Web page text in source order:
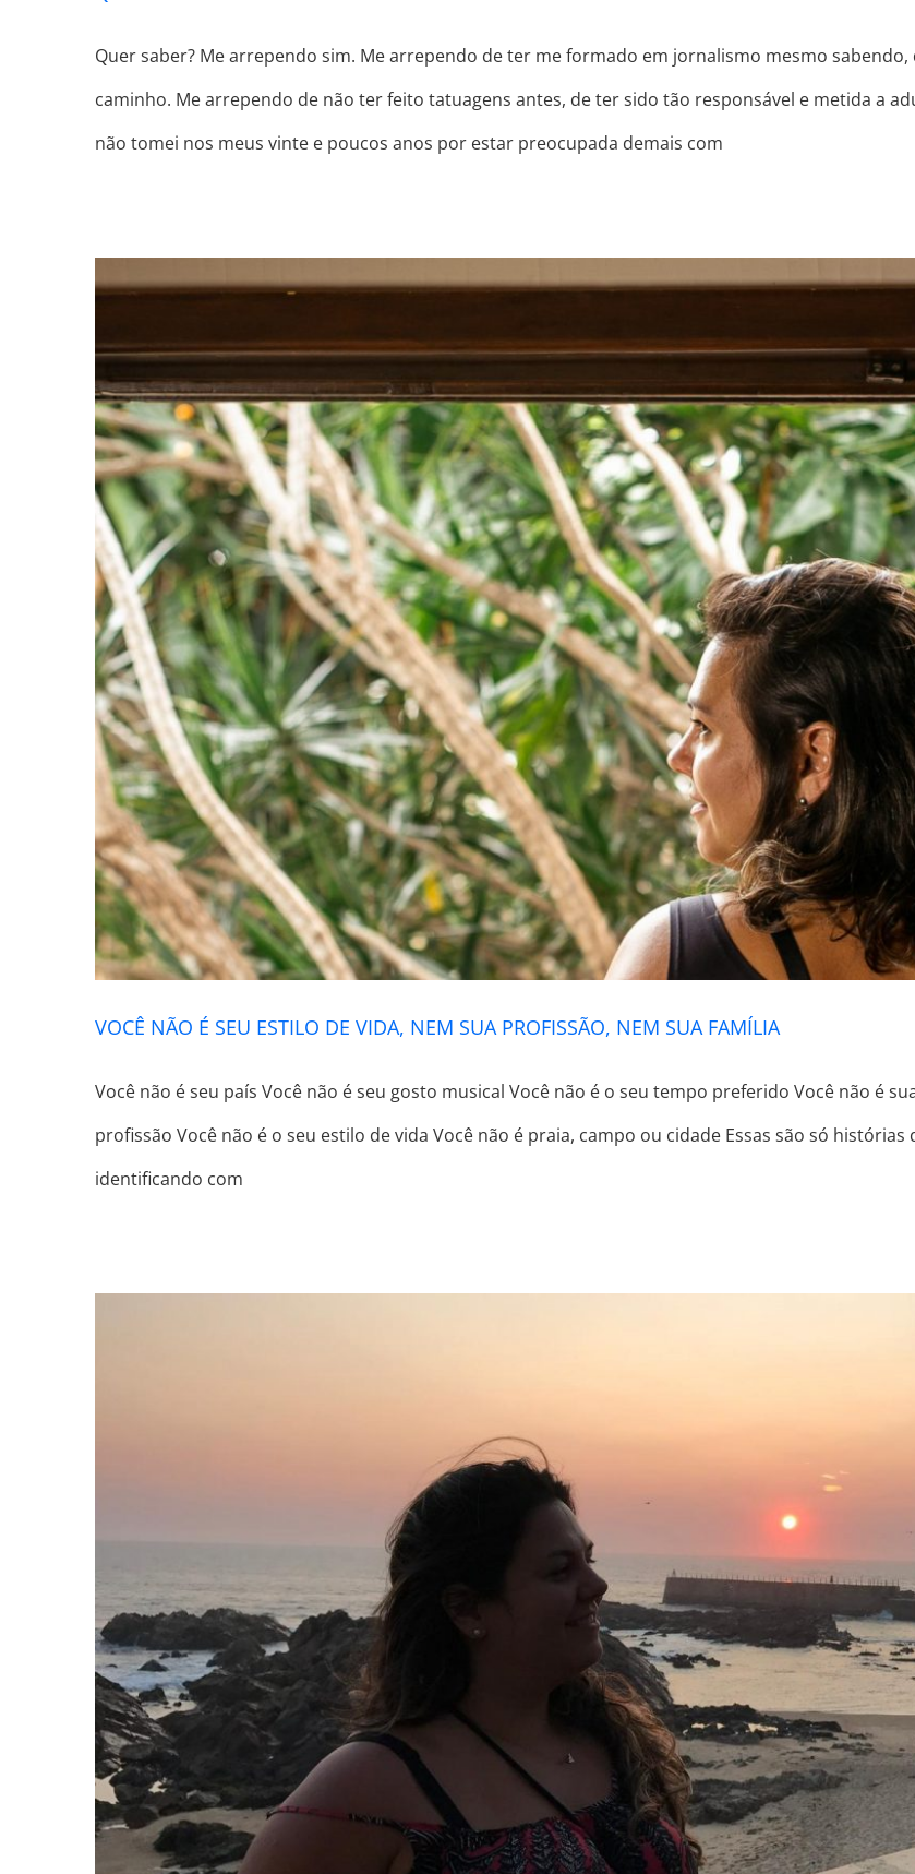
Quer saber? Me arrependo sim. Me arrependo de ter me formado em jornalismo mesmo
caminho. Me arrependo de não ter feito tatuagens antes, de ter sido tão responsável e metida a
não tomei nos meus vinte e poucos anos por estar preocupada demais com
VOCÊ NÃO É SEU ESTILO DE VIDA, NEM SUA
VOCÊ NÃO É SEU ESTILO DE VIDA, NEM SUA PROFISSÃO, NEM SUA FAMÍLIA
Você não é seu país Você não é seu gosto musical Você não é o seu tempo preferido Você não é
profissão Você não é o seu estilo de vida Você não é praia, campo ou cidade Essas são só
identificando com
MINHA CARTA À VOCÊ QUE CHEGOU AGORA